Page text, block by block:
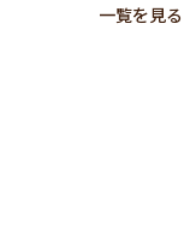
一覧を見る